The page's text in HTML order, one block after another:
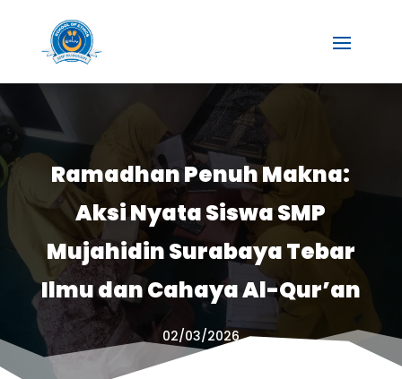
Ramadhan Penuh Makna:
Aksi Nyata Siswa SMP
Mujahidin Surabaya Tebar
Ilmu dan Cahaya Al-Qur’an
02/03/2026